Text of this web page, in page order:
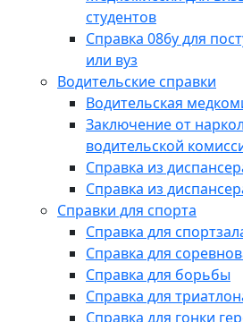
студентов
Справка 086у для
или вуз
Водительские справки
Водительская
Заключение от
водительской
Справка из
Справка из
Справки для спорта
Справка для
Справка для
Справка для борьбы
Справка для
Справка для гонки